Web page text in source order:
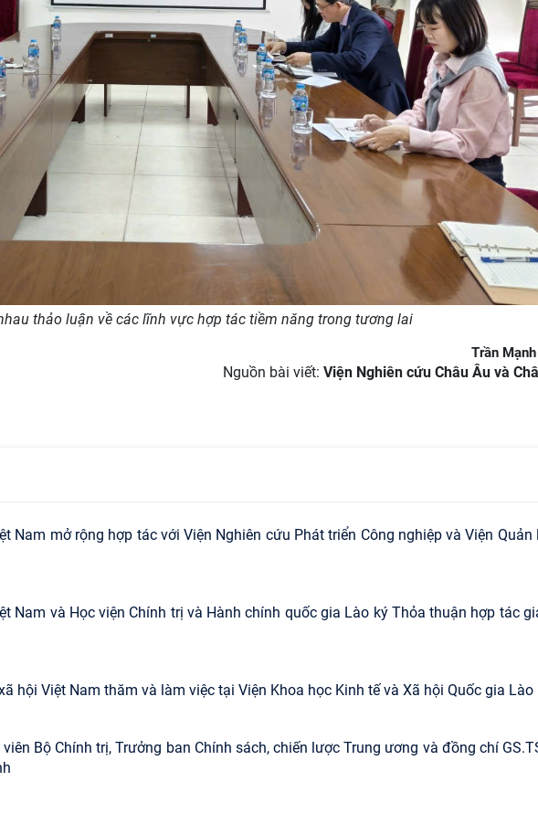
thảo luận về các lĩnh vực hợp tác tiềm năng trong tương lai
Trần
Nguồn bài viết: Viện Nghiên cứu Châu Âu và
Nam mở rộng hợp tác với Viện Nghiên cứu Phát triển Công nghiệp và Viện Quản
Nam và Học viện Chính trị và Hành chính quốc gia Lào ký Thỏa thuận hợp tác
hội Việt Nam thăm và làm việc tại Viện Khoa học Kinh tế và Xã hội Quốc gia Lào
Bộ Chính trị, Trưởng ban Chính sách, chiến lược Trung ương và đồng chí